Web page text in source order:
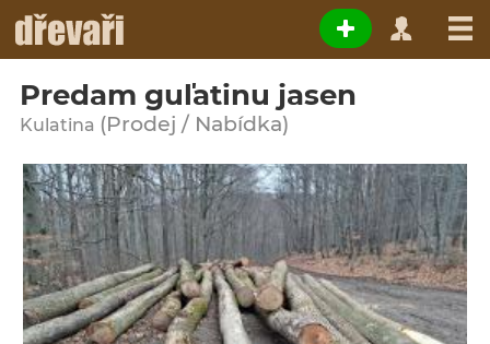
Predam guľatinu jasen
Kulatina (Prodej / Nabídka)